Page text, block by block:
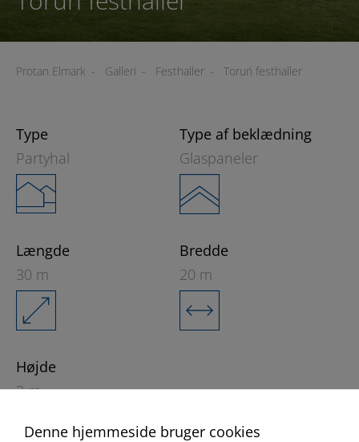
Protan Elmark - Galleri - Festhaller - Toruń festhaller
Type
Partyhal
Type af beklædning
Glaspaneler
Længde
30 m
Bredde
20 m
Højde
3 m
Denne hjemmeside bruger cookies